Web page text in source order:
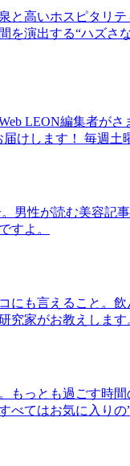
高いホスピタリ
演出する“ハズさ
LEON編集者が
けします！ 毎週土
男性が読む美容記
すよ。
も言えること。
究家がお教えします
っとも過ごす時
てはお気に入り